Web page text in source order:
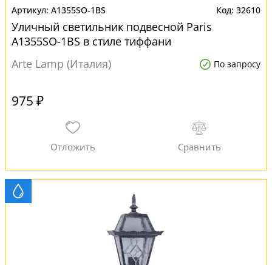
A1355SO-1BS 32610
Уличный светильник подвесной Paris
A1355SO-1BS в стиле тиффани
Arte Lamp (Италия)
По запросу
975 ₽